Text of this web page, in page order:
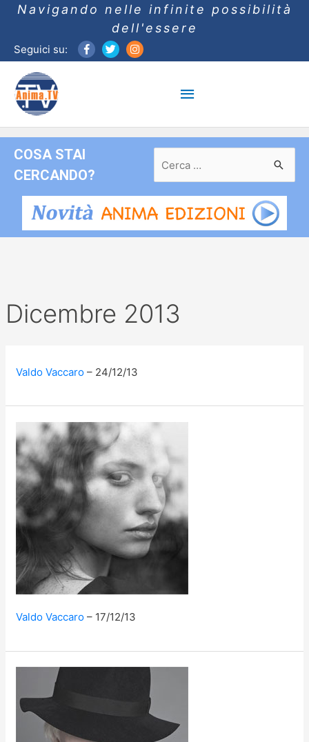
Navigando nelle infinite possibilità
dell'essere
Seguici su:
Menu
principale
COSA STAI
CERCANDO?
per:
Dicembre 2013
Valdo Vaccaro 24/12/13
Valdo Vaccaro 17/12/13